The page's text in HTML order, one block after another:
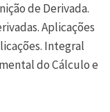
de Derivada.
Aplicações
Integral
do Cálculo e